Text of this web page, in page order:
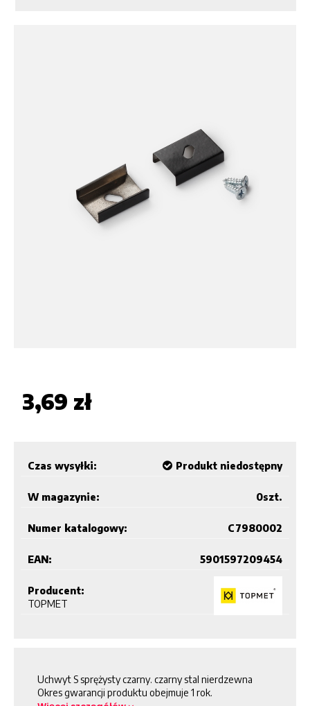
3,69 zł
Czas wysyłki: Produkt niedostępny
W magazynie: szt.
0
Numer katalogowy: C7980002
EAN: 5901597209454
Producent:
TOPMET
Uchwyt S sprężysty czarny. czarny stal nierdzewna
Okres gwarancji produktu obejmuje 1 rok.